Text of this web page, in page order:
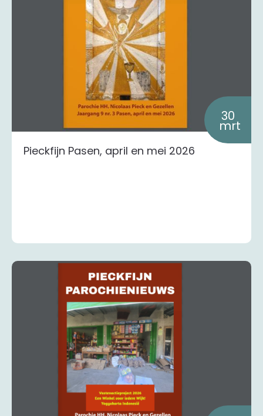
30
mrt
Pieckfijn Pasen, april en mei 2026